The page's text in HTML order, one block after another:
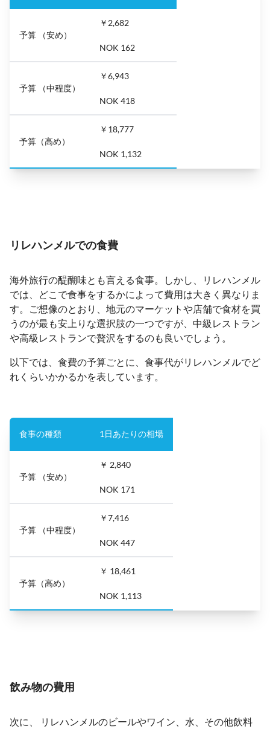
予算 （安め）
￥2,682
NOK 162
予算 （中程度）
￥6,943
NOK 418
予算（高め）
￥18,777
NOK 1,132
リレハンメルでの食費
海外旅行の醍醐味とも言える食事。しかし、リレハンメル
では、どこで食事をするかによって費用は大きく異なりま
す。ご想像のとおり、地元のマーケットや店舗で食材を買
うのが最も安上りな選択肢の一つですが、中級レストラン
や高級レストランで贅沢をするのも良いでしょう。
以下では、食費の予算ごとに、食事代がリレハンメルでど
れくらいかかるかを表しています。
食事の種類 1日あたりの相場
予算 （安め）
￥ 2,840
NOK 171
予算 （中程度）
￥7,416
NOK 447
予算（高め）
￥ 18,461
NOK 1,113
飲み物の費用
次に、 リレハンメルのビールやワイン、水、その他飲料